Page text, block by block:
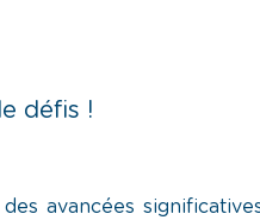
défis !
avancées